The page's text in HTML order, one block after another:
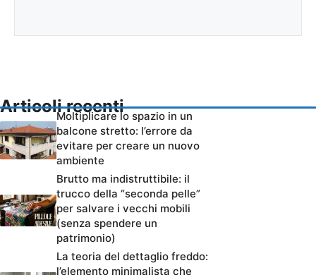
Articoli recenti
Moltiplicare lo spazio in un
balcone stretto: l’errore da
evitare per creare un nuovo
ambiente
Brutto ma indistruttibile: il
trucco della “seconda pelle”
per salvare i vecchi mobili
(senza spendere un
patrimonio)
La teoria del dettaglio freddo:
l’elemento minimalista che